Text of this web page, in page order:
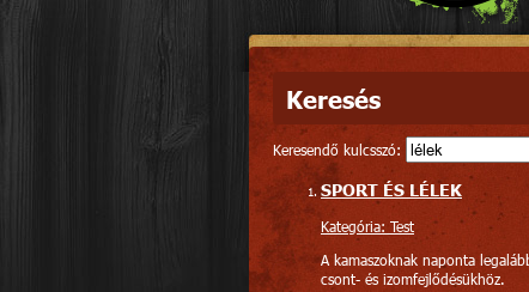
Keresés
Keresendő kulcsszó:
SPORT ÉS LÉLEK
Kategória: Test
A kamaszoknak naponta
csont- és izomfejlődésükhöz.